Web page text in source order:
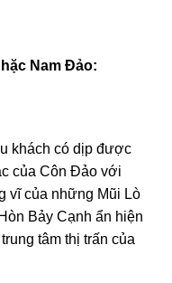
Nam Đảo:
khách có dịp được
của Côn Đảo với
vĩ của những Mũi Lò
Bảy Cạnh ẩn hiện
tâm thị trấn của